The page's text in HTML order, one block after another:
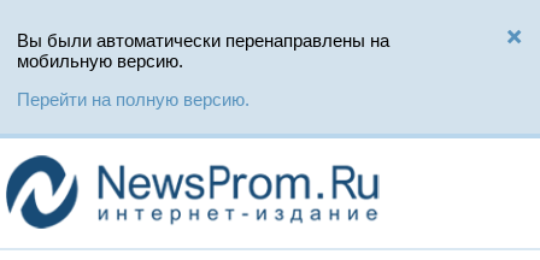
Вы были автоматически перенаправлены на
мобильную версию.
Перейти на полную версию.